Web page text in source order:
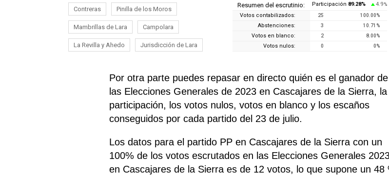
Contreras Pinilla de los Moros
Mambrillas de Lara Campolara
La Revilla y Ahedo Jurisdicción de Lara
Resumen del escrutinio: Participación 89.28% 4.9 %
Votos contabilizados: 25 100.00%
Abstenciones: 3 10.71 %
Votos en blanco: 2 8.00%
Votos nulos: 0 0%
Por otra parte puedes repasar en directo quién es el ganador de
las Elecciones Generales de 2023 en Cascajares de la Sierra, la
participación, los votos nulos, votos en blanco y los escaños
conseguidos por cada partido del 23 de julio.
Los datos para el partido PP en Cascajares de la Sierra con un
100% de los votos escrutados en las Elecciones Generales
en Cascajares de la Sierra es de 12 votos, lo que supone un 48